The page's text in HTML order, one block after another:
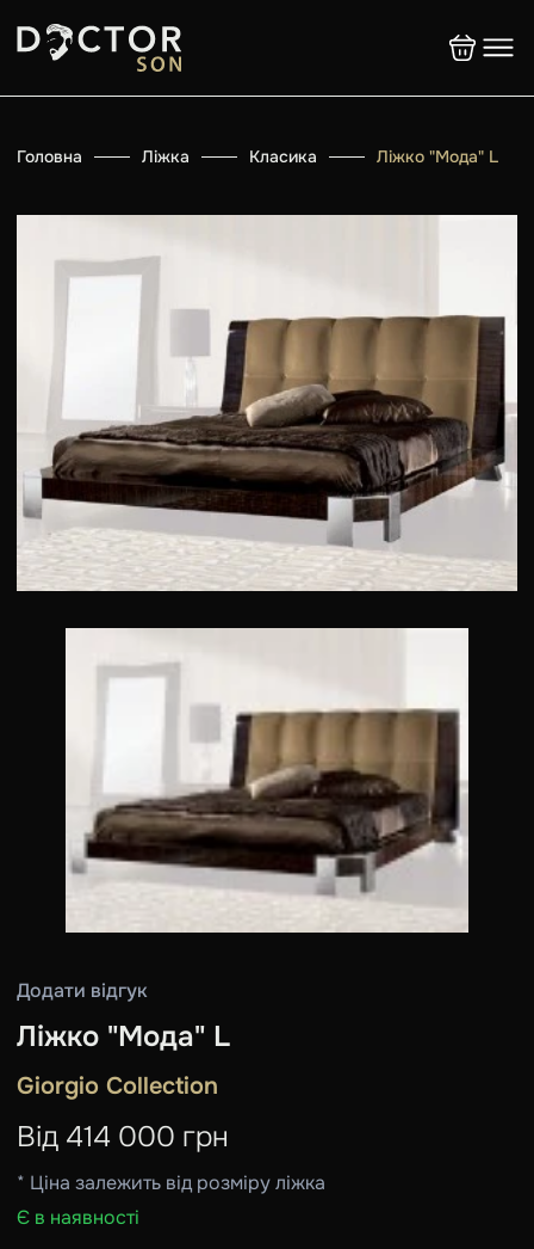
Головна Ліжка Класика Ліжко "Мода" L
Додати відгук
Ліжко "Мода" L
Giorgio Collection
Від 414 000 грн
* Ціна залежить від розміру ліжка
Є в наявності